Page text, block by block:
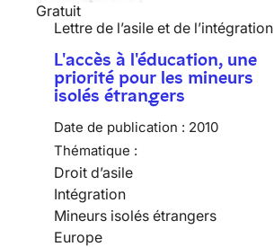
Gratuit
Lettre de l’asile et de l’intégration
L'accès à l'éducation, une
priorité pour les mineurs
isolés étrangers
Date de publication : 2010
Thématique :
Droit d’asile
Intégration
Mineurs isolés étrangers
Europe